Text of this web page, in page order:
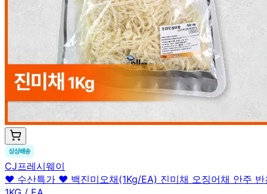
CJ프레시웨이
♥ 수산특가 ♥ 백진미오채(1Kg/EA) 진미채 오징어채 안주 반